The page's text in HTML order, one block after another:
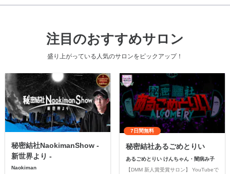
注目のおすすめサロン
盛り上がっている人気のサロンをピックアップ！
秘密結社NaokimanShow -
新世界より -
Naokiman
7日間無料
秘密結社あるごめとりい
あるごめとりい けんちゃん・闇病み子
【DMM 新人賞受賞サロン】 YouTubeで